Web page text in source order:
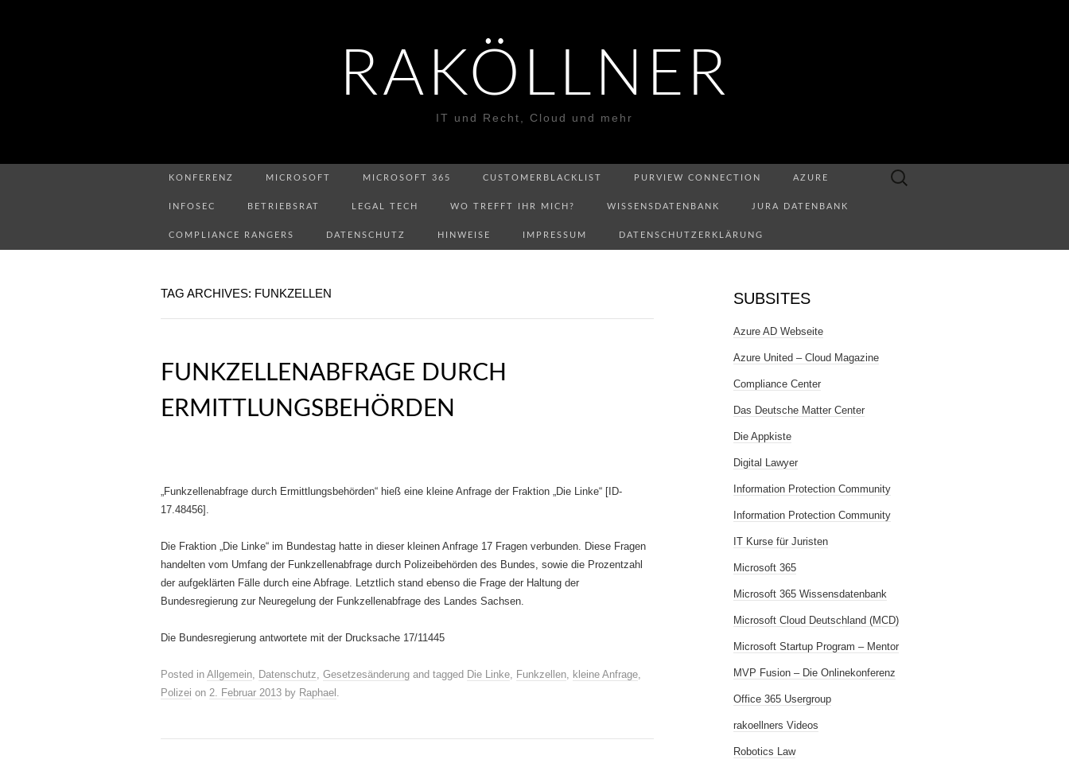
RAKÖLLNER
IT und Recht, Cloud und mehr
KONFERENZ MICROSOFT MICROSOFT 365 CUSTOMERBLACKLIST PURVIEW CONNECTION AZURE
INFOSEC BETRIEBSRAT LEGAL TECH WO TREFFT IHR MICH? WISSENSDATENBANK JURA DATENBANK
COMPLIANCE RANGERS DATENSCHUTZ HINWEISE IMPRESSUM DATENSCHUTZERKLÄRUNG
Suchen
TAG ARCHIVES: FUNKZELLEN
FUNKZELLENABFRAGE DURCH
ERMITTLUNGSBEHÖRDEN
„Funkzellenabfrage durch Ermittlungsbehörden“ hieß eine kleine Anfrage der Fraktion „Die Linke“ [ID-
17.48456].
Die Fraktion „Die Linke“ im Bundestag hatte in dieser kleinen Anfrage 17 Fragen verbunden. Diese Fragen
handelten vom Umfang der Funkzellenabfrage durch Polizeibehörden des Bundes, sowie die Prozentzahl
der aufgeklärten Fälle durch eine Abfrage. Letztlich stand ebenso die Frage der Haltung der
Bundesregierung zur Neuregelung der Funkzellenabfrage des Landes Sachsen.
Die Bundesregierung antwortete mit der Drucksache 17/11445
Posted in Allgemein, Datenschutz, Gesetzesänderung and tagged Die Linke, Funkzellen, kleine Anfrage,
Polizei on 2. Februar 2013 by Raphael .
SUBSITES
Azure AD Webseite
Azure United – Cloud Magazine
Compliance Center
Das Deutsche Matter Center
Die Appkiste
Digital Lawyer
Information Protection Community
Information Protection Community
IT Kurse für Juristen
Microsoft 365
Microsoft 365 Wissensdatenbank
Microsoft Cloud Deutschland (MCD)
Microsoft Startup Program – Mentor
MVP Fusion – Die Onlinekonferenz
Office 365 Usergroup
rakoellners Videos
Robotics Law